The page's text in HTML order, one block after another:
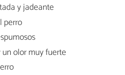
y jadeante
perro
olor muy fuerte